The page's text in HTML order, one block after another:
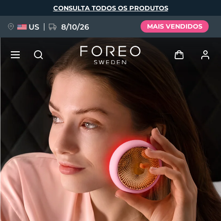
principal
CONSULTA TODOS OS PRODUTOS
US 8/10/26 MAIS VENDIDOS
Entrar
Perfil de usuário
Meus aparelhos
Meus pedidos
Meus endereços
As minhas subscrições
NOVIDADE
FAQ™ Pure Beauty-Tech Elixir
BREAKING NEWS
issa™ Teeth Whitening Set
Idioma
Deutsch
Español
Français
Italiano
Português
Polski
Svenska
Русский
Türkçe
简体中文 繁體中文